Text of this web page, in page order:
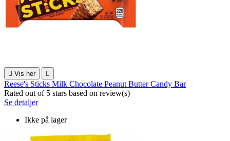
 Vis her 
Reese's Sticks Milk Chocolate Peanut Butter Candy Bar
Rated out of 5 stars based on review(s)
Se detaljer
Ikke på lager